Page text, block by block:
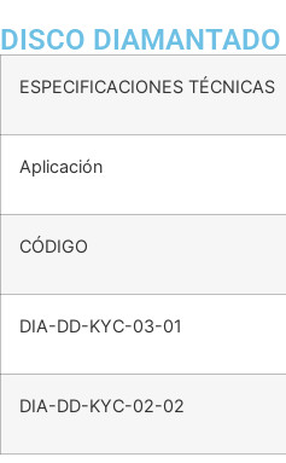
DISCO
ESPECIFICACIONES TÉCNICAS
Aplicación
CÓDIGO
DIA-DD-KYC-03-01
DIA-DD-KYC-02-02